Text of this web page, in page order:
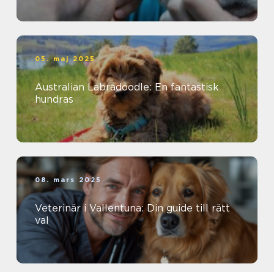
05. maj 2025
Australian Labradoodle: En fantastisk
hundras
08. mars 2025
Veterinär i Vallentuna: Din guide till rätt
val